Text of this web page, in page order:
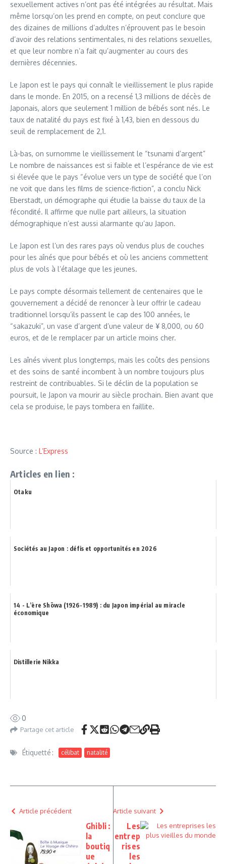
sexuellement actives n’ont pas été intégrées au résultat. Mais
même lorsqu’on les prend en compte, on peut conclure que
des dizaines de millions d’adultes n’éprouvent pas le besoin
d’avoir des relations sentimentales, ni des relations sexuelles,
et que leur nombre n’a fait qu’augmenter au cours des
dernières décennies.
Le Japon est le pays qui connaît le vieillissement le plus rapide
dans le monde. En 2015, on a recensé 1,3 millions de décès de
Japonais, alors que seulement 1 million de bébés sont nés. Le
taux de natalité du pays est fixé à 1,43, bien en dessous du
seuil de remplacement de 2,1.
Là-bas, on surnomme le vieillissement le “tsunami d’argent”
Le nombre de naissances est si faible et l’espérance de vie est
si élevée que le pays “évolue vers un type de société que l’on
ne voit que dans les films de science-fiction”, a conclu Nick
Eberstadt, un démographe qui étudie la baisse du taux de la
fécondité. Il affirme que nulle part ailleurs, la situation
démographique n’est aussi alarmante qu’au Japon.
Le Japon est l’un des rares pays où vendus plus de couches
pour les aînés que pour bébés et où les anciens commettent
plus de vols à l’étalage que les jeunes.
Le pays compte désormais tellement de centenaires que le
gouvernement a décidé de renoncer à leur offrir le cadeau
traditionnel lorsqu’ils passent le cap des 100 années, le
“sakazuki”, un vase d’argent d’une valeur de ¥ 8,000, ou 60
euros, et de le remplacer par un article moins cher.
Les aînés vivent plus longtemps, mais les coûts des pensions
et des soins de santé incombent à un nombre toujours plus
restreint de contribuables. Si le déclin de la population se
poursuit, le Japon va mourir au siècle prochain. Bien avant que
cela se produise, le pays tombera en faillite.
Source : L’Express
Articles en lien :
Otaku
Sociétés au Japon : défis et opportunités en 2026
14 - L’ère Shōwa (1926-1989) : du Japon impérial au miracle
économique
Distillerie Nikka
0
Partage cet article
Étiquetté : célibat natalité
Article précédent
Ghibli :
la
boutiq
ue
Article suivant
Les
entrep
rises
les